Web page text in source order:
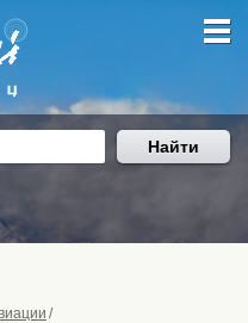
Найти